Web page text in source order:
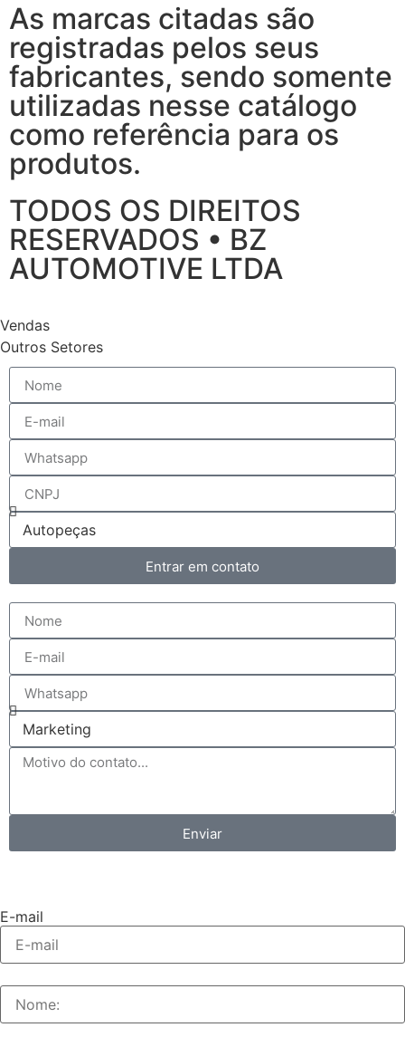
As marcas citadas são
registradas pelos seus
fabricantes, sendo somente
utilizadas nesse catálogo
como referência para os
produtos.
TODOS OS DIREITOS
RESERVADOS • BZ
AUTOMOTIVE LTDA
Vendas
Outros Setores
Entrar em contato
Enviar
E-mail